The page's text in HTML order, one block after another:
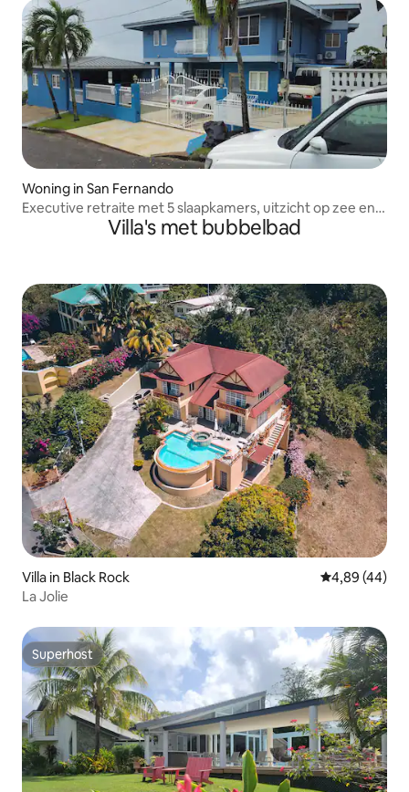
Woning in San Fernando
Executive retraite met 5 slaapkamers, uitzicht op zee en
Villa's met bubbelbad
Villa in Black Rock Gemiddelde
4,89 (44)
La Jolie
Superhost
Superhost